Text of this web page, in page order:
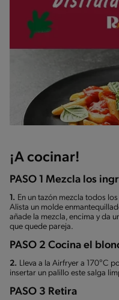
¡A cocinar!
PASO 1 Mezcla los
1. En un tazón mezcla todos
Alista un molde
añade la mezcla, encima y da
que quede pareja.
PASO 2 Cocina el
2. Lleva a la Airfryer a 170°C
insertar un palillo este salga
PASO 3 Retira